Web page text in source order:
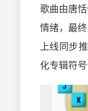
歌曲由唐
情绪，最
上线同步
化专辑符号